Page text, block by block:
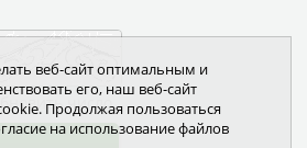
число
веб-сайт оптимальным и
его, наш веб-сайт
Продолжая пользоваться
на использование файлов